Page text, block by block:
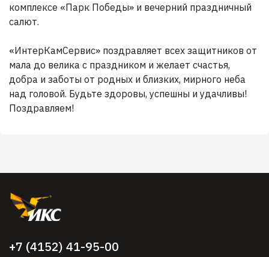
комплексе «Парк Победы» и вечерний праздничный
салют.
«ИнтерКамСервис» поздравляет всех защитников от
мала до велика с праздником и желает счастья,
добра и заботы от родных и близких, мирного неба
над головой. Будьте здоровы, успешны и удачливы!
Поздравляем!
+7 (4152) 41-95-00